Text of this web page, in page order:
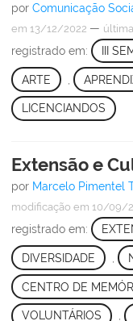
por Comunicação
em 13/12/2022 —
registrado em: III
ARTE
LICENCIANDOS
Extensão e
por Marcelo Pimentel
modificação em 10/09/
registrado em:
DIVERSIDADE
CENTRO DE
VOLUNTÁRIOS ,